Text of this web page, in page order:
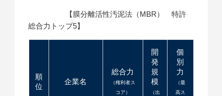
【膜分離活性汚泥法（MBR） 特許
総合力トップ5】
順
位
企業名
総合力
（権利者ス
コア）
開
発
規
模
（出
個
別
力
（最
高ス